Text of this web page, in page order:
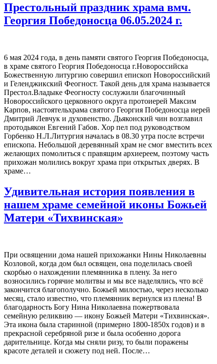
Престольный праздник храма вмч.
Георгия Победоносца 06.05.2024 г.
6 мая 2024 года, в день памяти святого Георгия Победоносца,
в храме святого Георгия Победоносца г.Новороссийска
Божественную литургию совершил епископ Новороссийский
и Геленджикский Феогност. Такой день для храма называется
Престол.Владыке Феогносту сослужили благочинный
Новороссийского церковного округа протоиерей Максим
Карпов, настоятельхрама святого Георгия Победоносца иерей
Дмитрий Левчук и духовенство. Дьяконский чин возглавил
протодьякон Евгений Габов. Хор пел под руководством
Горбенко Н.Л.Литургия началась в 08.30 утра после встречи
епископа. Небольшой деревянный храм не смог вместить всех
желающих помолиться с правящим архиереем, поэтому часть
прихожан молились вокруг храма при открытых дверях. В
храме…
Удивительная история появления в
нашем храме семейной иконы Божьей
Матери «Тихвинская»
При освящении дома нашей прихожанки Нины Николаевны
Козловой, когда дом был освящен, она поделилась своей
скорбью о нахождении племянника в плену. За него
возносились горячие молитвы и мы все наделялись, что всё
закончится благополучно. Божьей милостью, через несколько
месяц, стало известно, что племянник вернулся из плена! В
благодарность Богу Нина Николаевна пожертвовала
семейную реликвию — икону Божьей Матери «Тихвинская».
Эта икона была старинной (примерно 1800-1850х годов) и в
прекрасной серебряной ризе и была особенно дорога
дарительнице. Когда мы сняли ризу, то были поражены
красоте деталей и сюжету под ней. После…